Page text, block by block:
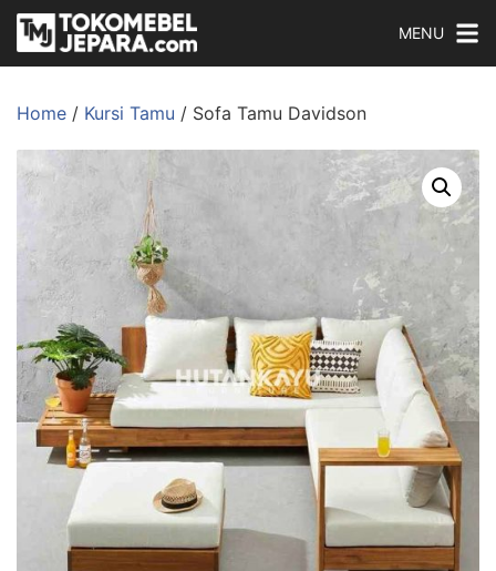
MENU
Home / Kursi Tamu / Sofa Tamu Davidson